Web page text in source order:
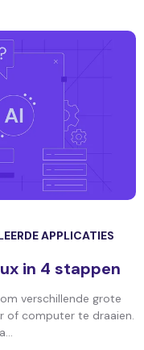
APPLICATIES
in 4 stappen
verschillende grote
of computer te draaien.